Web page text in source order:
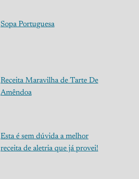
Sopa Portuguesa
Receita Maravilha de Tarte De
Amêndoa
Esta é sem dúvida a melhor
receita de aletria que já provei!